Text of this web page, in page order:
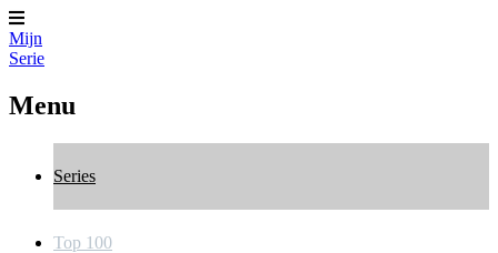
Mijn
Serie
Menu
Series
Top 100